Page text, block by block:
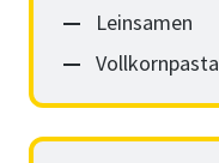
Leinsamen
Vollkornpasta